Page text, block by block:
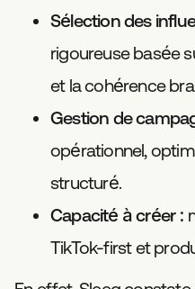
Sélection des
rigoureuse basée
et la cohérence
Gestion de
opérationnel,
structuré.
Capacité à créer:
TikTok-first et